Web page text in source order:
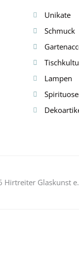
Unikate
Schmuck
Lampen
Hirtreiter Glaskunst